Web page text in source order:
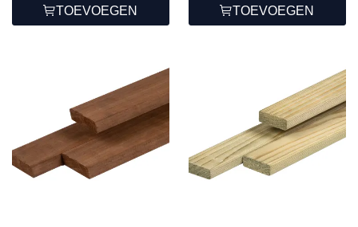
TOEVOEGEN TOEVOEGEN